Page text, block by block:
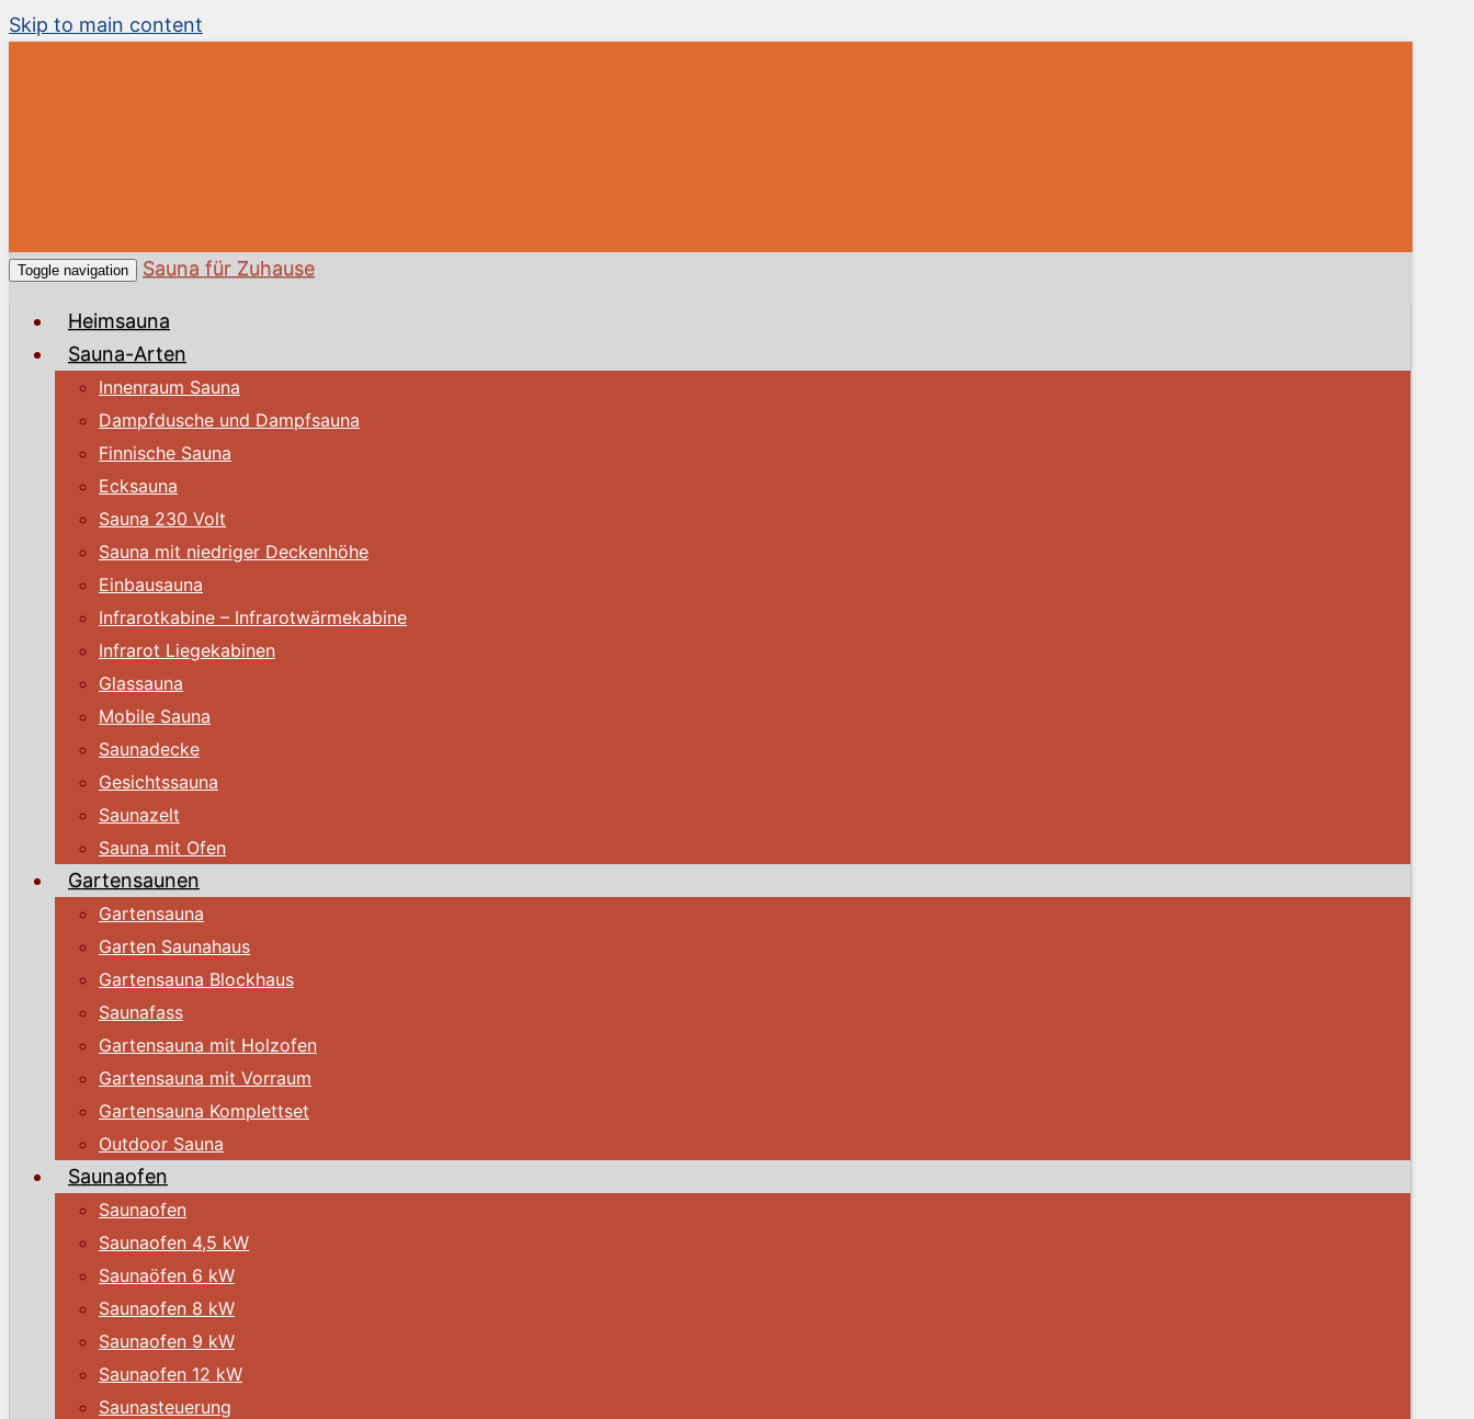
Skip to main content
Toggle navigation Sauna für Zuhause
Heimsauna
Sauna-Arten
Innenraum Sauna
Dampfdusche und Dampfsauna
Finnische Sauna
Ecksauna
Sauna 230 Volt
Sauna mit niedriger Deckenhöhe
Einbausauna
Infrarotkabine – Infrarotwärmekabine
Infrarot Liegekabinen
Glassauna
Mobile Sauna
Saunadecke
Gesichtssauna
Saunazelt
Sauna mit Ofen
Gartensaunen
Gartensauna
Garten Saunahaus
Gartensauna Blockhaus
Saunafass
Gartensauna mit Holzofen
Gartensauna mit Vorraum
Gartensauna Komplettset
Outdoor Sauna
Saunaofen
Saunaofen
Saunaofen 4,5 kW
Saunaöfen 6 kW
Saunaofen 8 kW
Saunaofen 9 kW
Saunaofen 12 kW
Saunasteuerung